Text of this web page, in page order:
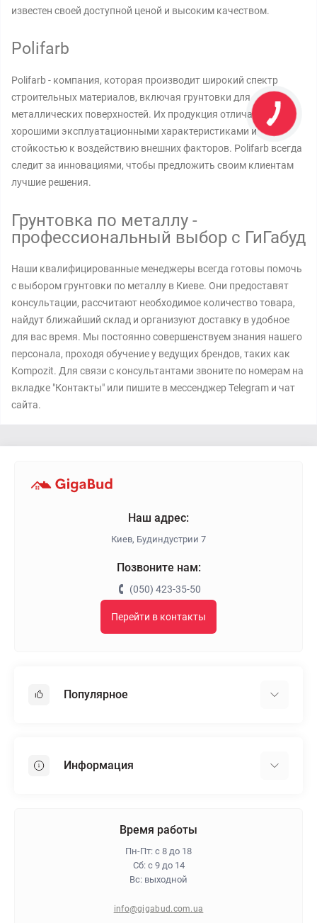
известен своей доступной ценой и высоким качеством.
Polifarb
Polifarb - компания, которая производит широкий спектр
строительных материалов, включая грунтовки для
металлических поверхностей. Их продукция отличается
хорошими эксплуатационными характеристиками и
стойкостью к воздействию внешних факторов. Polifarb всегда
следит за инновациями, чтобы предложить своим клиентам
лучшие решения.
Грунтовка по металлу -
профессиональный выбор с ГиГабуд
Наши квалифицированные менеджеры всегда готовы помочь
с выбором грунтовки по металлу в Киеве. Они предоставят
консультации, рассчитают необходимое количество товара,
найдут ближайший склад и организуют доставку в удобное
для вас время. Мы постоянно совершенствуем знания нашего
персонала, проходя обучение у ведущих брендов, таких как
Kompozit. Для связи с консультантами звоните по номерам на
вкладке "Контакты" или пишите в мессенджер Telegram и чат
сайта.
Наш адрес:
Киев, Будиндустрии 7
Позвоните нам:
(050) 423-35-50
Перейти в контакты
Популярное
Пенопласт
Информация
Политика конфиденциальности
Время работы
Пн-Пт: с 8 до 18
Сб: с 9 до 14
Вс: выходной
info@gigabud.com.ua